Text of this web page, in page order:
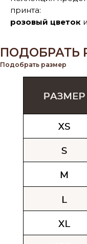
принта:
розовый цветок и
ПОДОБРАТЬ
Подобрать размер